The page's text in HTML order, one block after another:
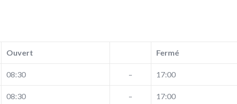
Ouvert Fermé
08:30 – 17:00
08:30 – 17:00